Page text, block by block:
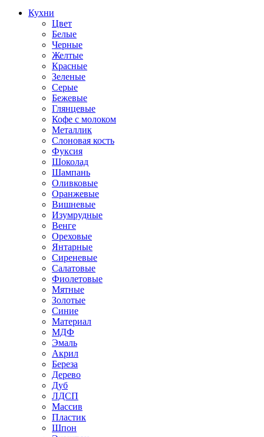
Кухни
Цвет
Белые
Черные
Желтые
Красные
Зеленые
Серые
Бежевые
Глянцевые
Кофе с молоком
Металлик
Слоновая кость
Фуксия
Шоколад
Шампань
Оливковые
Оранжевые
Вишневые
Изумрудные
Венге
Ореховые
Янтарные
Сиреневые
Салатовые
Фиолетовые
Мятные
Золотые
Синие
Материал
МДФ
Эмаль
Акрил
Береза
Дерево
Дуб
ЛДСП
Массив
Пластик
Шпон